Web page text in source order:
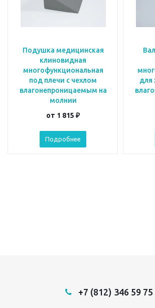
Подушка медицинская
клиновидная
многофункциональная
под плечи с чехлом
влагонепроницаемым на
молнии
от 1 815 ₽
Подробнее
для
+7 (812) 346 59 75